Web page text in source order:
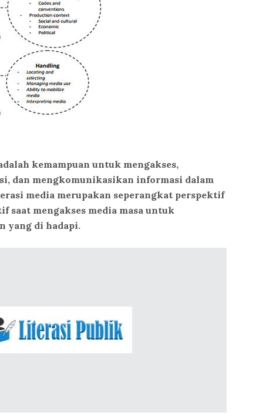
kemampuan untuk mengakses,
dan mengkomunikasikan informasi dalam
media merupakan seperangkat perspektif
saat mengakses media masa untuk
yang di hadapi.